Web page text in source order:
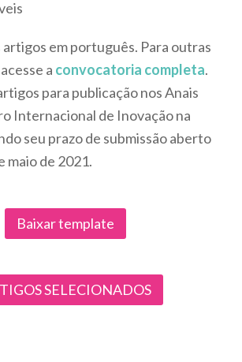
artigos em português. Para outras
a convocatoria completa.
para publicação nos Anais
Internacional de Inovação na
seu prazo de submissão aberto
maio de 2021.
Baixar template
SELECIONADOS